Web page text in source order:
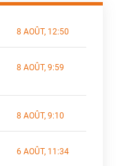
8 AOÛT, 12:50
8 AOÛT, 9:59
8 AOÛT, 9:10
6 AOÛT, 11:34